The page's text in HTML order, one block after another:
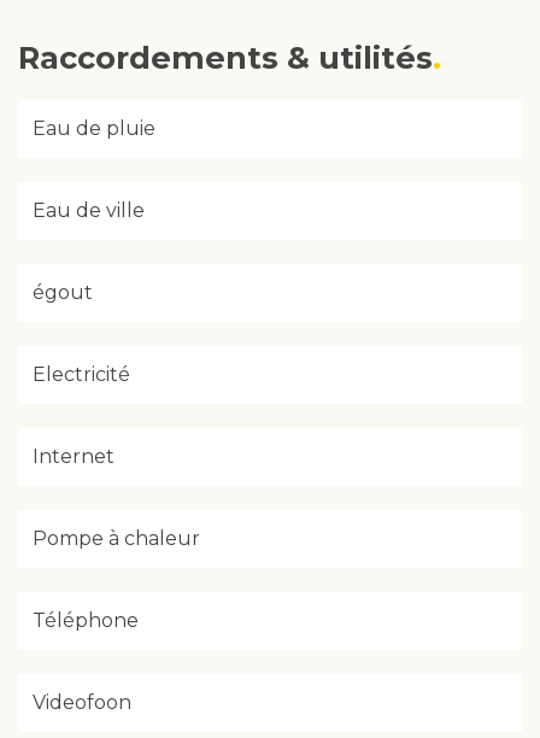
Raccordements & utilités
Eau de pluie
Eau de ville
égout
Electricité
Internet
Pompe à chaleur
Téléphone
Videofoon